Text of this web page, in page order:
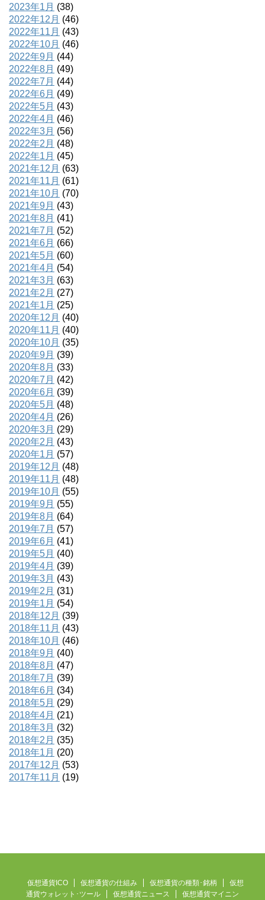
2023年1月 (38)
2022年12月 (46)
2022年11月 (43)
2022年10月 (46)
2022年9月 (44)
2022年8月 (49)
2022年7月 (44)
2022年6月 (49)
2022年5月 (43)
2022年4月 (46)
2022年3月 (56)
2022年2月 (48)
2022年1月 (45)
2021年12月 (63)
2021年11月 (61)
2021年10月 (70)
2021年9月 (43)
2021年8月 (41)
2021年7月 (52)
2021年6月 (66)
2021年5月 (60)
2021年4月 (54)
2021年3月 (63)
2021年2月 (27)
2021年1月 (25)
2020年12月 (40)
2020年11月 (40)
2020年10月 (35)
2020年9月 (39)
2020年8月 (33)
2020年7月 (42)
2020年6月 (39)
2020年5月 (48)
2020年4月 (26)
2020年3月 (29)
2020年2月 (43)
2020年1月 (57)
2019年12月 (48)
2019年11月 (48)
2019年10月 (55)
2019年9月 (55)
2019年8月 (64)
2019年7月 (57)
2019年6月 (41)
2019年5月 (40)
2019年4月 (39)
2019年3月 (43)
2019年2月 (31)
2019年1月 (54)
2018年12月 (39)
2018年11月 (43)
2018年10月 (46)
2018年9月 (40)
2018年8月 (47)
2018年7月 (39)
2018年6月 (34)
2018年5月 (29)
2018年4月 (21)
2018年3月 (32)
2018年2月 (35)
2018年1月 (20)
2017年12月 (53)
2017年11月 (19)
仮想通貨ICO 仮想通貨の仕組み 仮想通貨の種類･銘柄
仮想
通貨ウォレット･ツール
仮想通貨ニュース 仮想通貨マイニン